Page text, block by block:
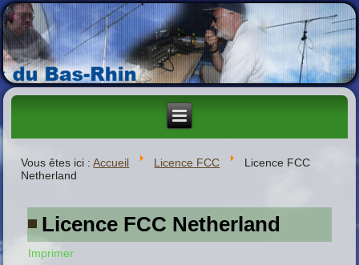
Vous êtes ici :Accueil Licence FCC
Licence FCC
Netherland
Licence FCC Netherland
Imprimer